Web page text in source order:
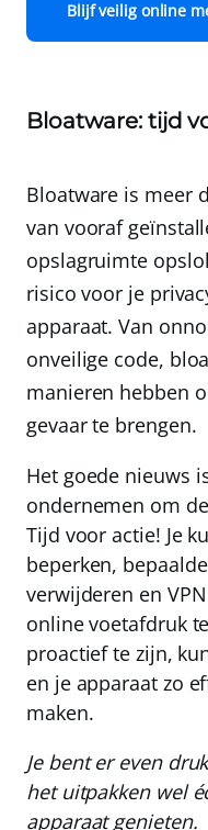
Blijf veilig online
Bloatware: tijd
Bloatware is meer
van vooraf
opslagruimte
risico voor je
apparaat. Van
onveilige code,
manieren hebben
gevaar te brengen.
Het goede nieuws
ondernemen om
Tijd voor actie! Je
beperken,
verwijderen en
online voetafdruk
proactief te zijn,
en je apparaat zo
maken.
Je bent er even
het uitpakken wel
apparaat genieten.